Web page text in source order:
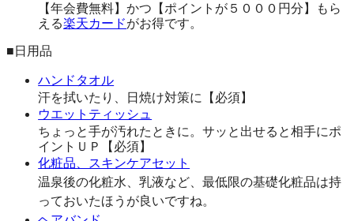
【年会費無料】かつ【ポイントが５０００円分】もら
える楽天カードがお得です。
■日用品
ハンドタオル
汗を拭いたり、日焼け対策に【必須】
ウエットティッシュ
ちょっと手が汚れたときに。サッと出せると相手にポ
イントＵＰ【必須】
化粧品、スキンケアセット
温泉後の化粧水、乳液など、最低限の基礎化粧品は持
っておいたほうが良いですね。